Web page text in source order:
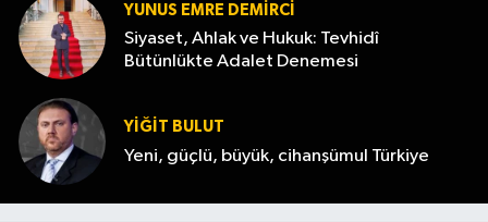
YUNUS EMRE DEMIRCI
Siyaset, Ahlak ve Hukuk: Tevhidî
Bütünlükte Adalet Denemesi
YİĞİT BULUT
Yeni, güçlü, büyük, cihanşümul Türkiye